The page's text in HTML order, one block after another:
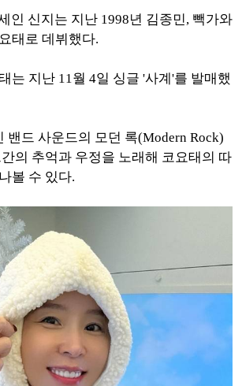
인 신지는 지난 1998년 김종민, 빽가와
태로 데뷔했다.
는 지난 11월 4일 싱글 '사계'를 발매했
밴드 사운드의 모던 록(Modern Rock)
의 추억과 우정을 노래해 코요태의 따
볼 수 있다.